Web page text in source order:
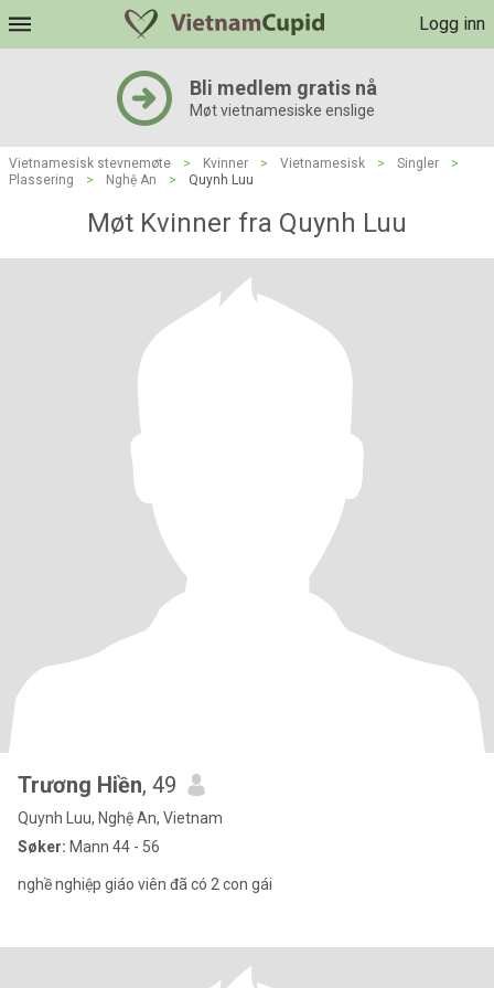
Logg inn
Bli medlem gratis nå
Møt vietnamesiske enslige
Vietnamesisk stevnemøte > Kvinner > Vietnamesisk > Singler
>
Plassering
> Nghệ An > Quynh Luu
Møt Kvinner fra Quynh Luu
Trương Hiền, 49
Quynh Luu, Nghệ An, Vietnam
Søker: Mann 44 - 56
nghề nghiệp giáo viên đã có 2 con gái